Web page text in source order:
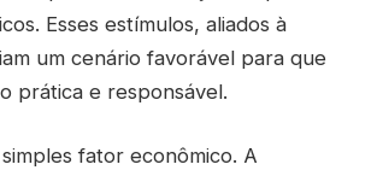
Esses estímulos, aliados à
um cenário favorável para que
prática e responsável.
fator econômico. A